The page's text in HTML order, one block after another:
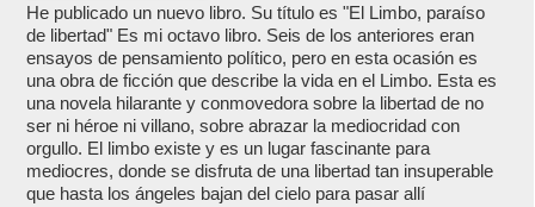
He publicado un nuevo libro. Su título es "El Limbo, paraíso
de libertad" Es mi octavo libro. Seis de los anteriores eran
ensayos de pensamiento político, pero en esta ocasión es
una obra de ficción que describe la vida en el Limbo. Esta es
una novela hilarante y conmovedora sobre la libertad de no
ser ni héroe ni villano, sobre abrazar la mediocridad con
orgullo. El limbo existe y es un lugar fascinante para
mediocres, donde se disfruta de una libertad tan insuperable
que hasta los ángeles bajan del cielo para pasar allí